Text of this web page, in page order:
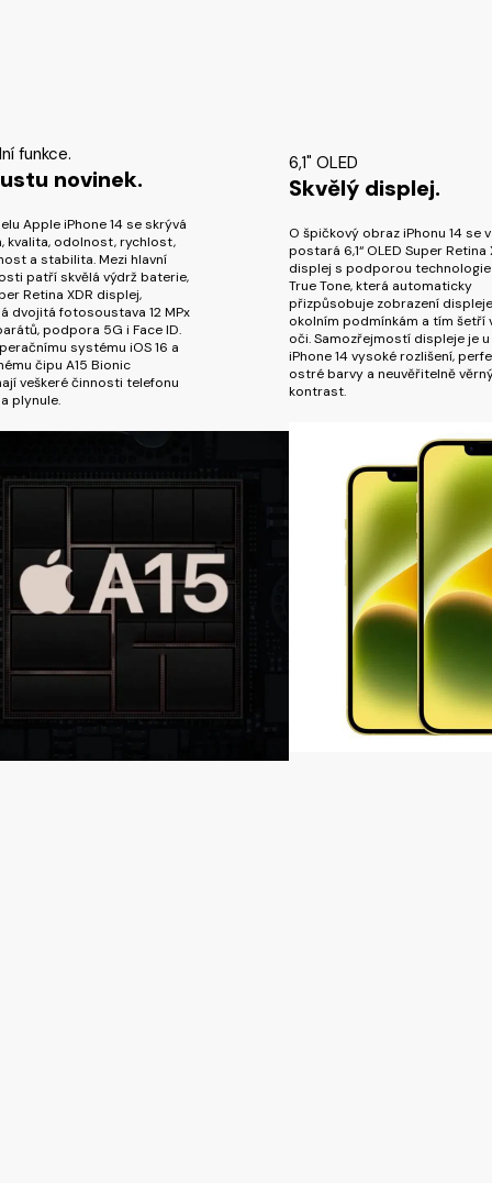
funkce.
novinek.
Apple iPhone 14 se skrývá
kvalita, odolnost, rychlost,
a stabilita. Mezi hlavní
patří skvělá výdrž baterie,
Retina XDR displej,
dvojitá fotosoustava 12 MPx
podpora 5G i Face ID.
systému iOS 16 a
čipu A15 Bionic
veškeré činnosti telefonu
plynule.
6,1" OLED
Skvělý displej.
O špičkový obraz iPhonu 14 se
postará 6,1“ OLED Super Retina
displej s podporou technologie
True Tone, která automaticky
přizpůsobuje zobrazení displeje
okolním podmínkám a tím šetří
oči. Samozřejmostí displeje je u
iPhone 14 vysoké rozlišení,
ostré barvy a neuvěřitelně
kontrast.